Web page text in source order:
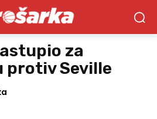
za
protiv Seville